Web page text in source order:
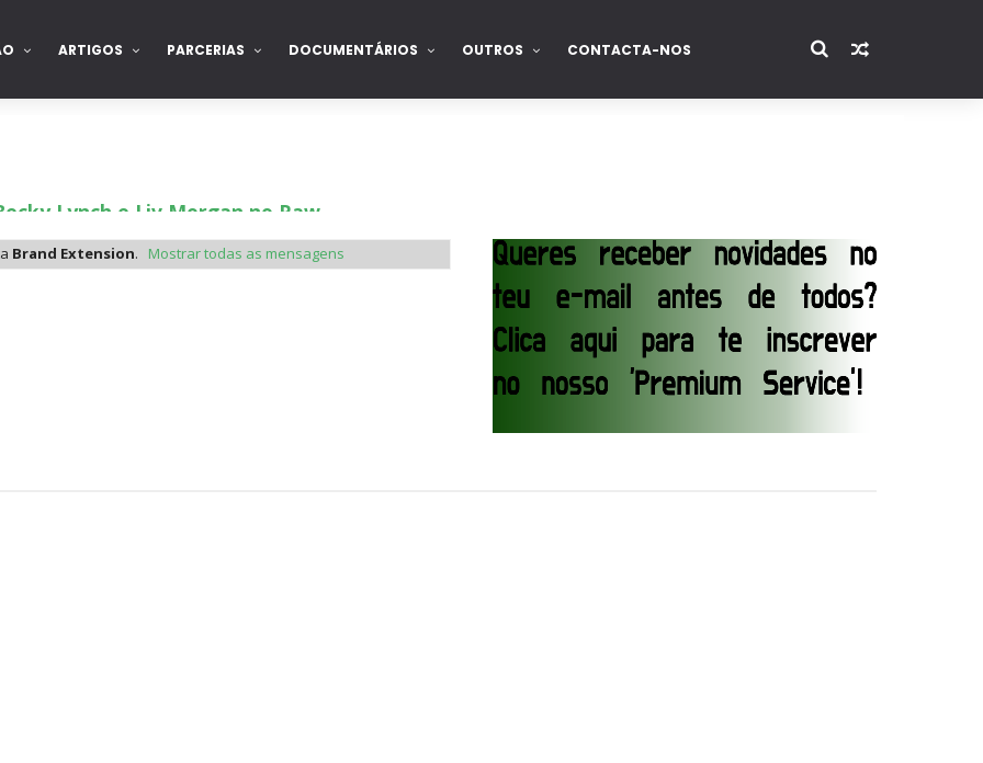
ARTIGOS PARCERIAS DOCUMENTÁRIOS OUTROS CONTACTA-NOS
Lynch e Liv Morgan no Raw
perto de interromper combate de Brie Bella após lesão grave no ombro
sem Brie Bella
All In
Brand Extension. Mostrar todas as mensagens